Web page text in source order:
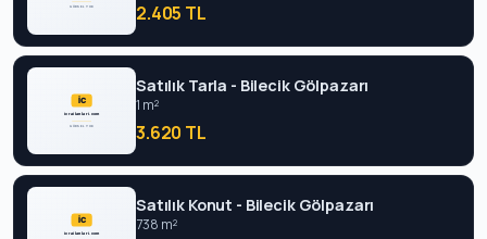
2.405 TL
Satılık Tarla - Bilecik Gölpazarı
1 m²
3.620 TL
Satılık Konut - Bilecik Gölpazarı
738 m²